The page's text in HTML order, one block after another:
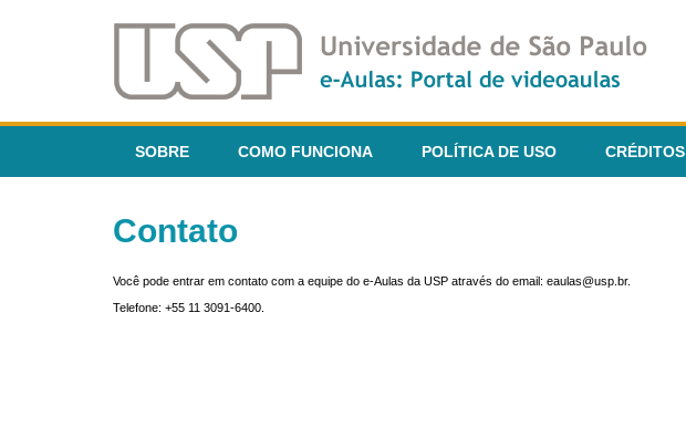
SOBRE COMO FUNCIONA POLÍTICA DE USO CRÉDITOS
Contato
Você pode entrar em contato com a equipe do e-Aulas da USP através do email: eaulas@usp.br.
Telefone: +55 11 3091-6400.